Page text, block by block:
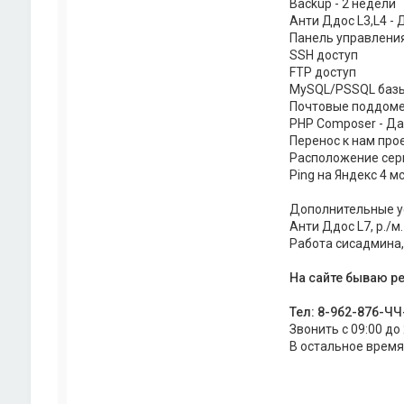
Backup - 2 недели
Анти Ддос L3,L4 -
Панель
SSH доступ
FTP доступ
MySQL/PSSQL
Почтовые
PHP Composer - Да
Перенос к нам
Расположение
Ping на Яндекс 4
Дополнительные
Анти Ддос L7, р./
Работа
На сайте бываю
Тел: 8-9б2-87б-
Звонить с 09:00
В остальное